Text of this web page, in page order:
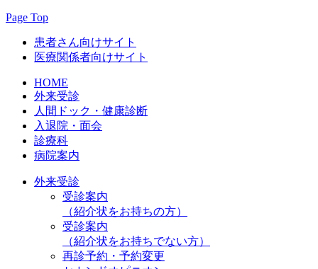
Page Top
患者さん向けサイト
医療関係者向けサイト
HOME
外来受診
人間ドック・健康診断
入退院・面会
診療科
病院案内
外来受診
受診案内
（紹介状をお持ちの方）
受診案内
（紹介状をお持ちでない方）
再診予約・予約変更